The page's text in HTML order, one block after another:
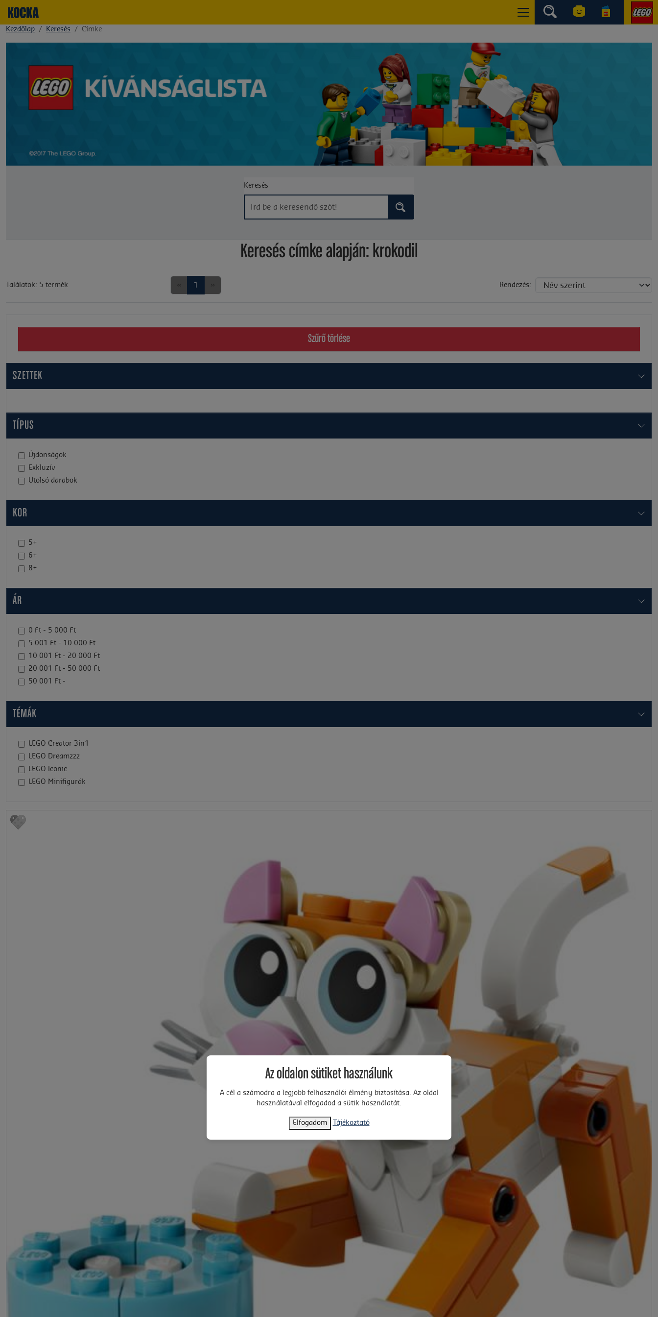
Kezdőlap Keresés Címke
Keresés
Keresés címke alapján: krokodil
Találatok: 5 termék 1 Rendezés:
Szűrő törlése
SZETTEK
TÍPUS
Újdonságok
Exkluzív
Utolsó darabok
KOR
5+
6+
8+
ÁR
0 Ft - 5 000 Ft
5 001 Ft - 10 000 Ft
10 001 Ft - 20 000 Ft
20 001 Ft - 50 000 Ft
50 001 Ft -
TÉMÁK
LEGO Creator 3in1
LEGO Dreamzzz
LEGO Iconic
LEGO Minifigurák
Az oldalon sütiket használunk
A cél a számodra a legjobb felhasználói élmény biztosítása. Az oldal
használatával elfogadod a sütik használatát.
Elfogadom Tájékoztató